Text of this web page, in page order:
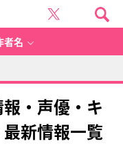
者名
・声優・キ
新情報一覧